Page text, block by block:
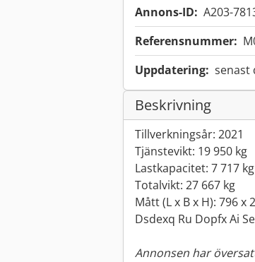
Annons-ID: A203-
Referensnummer:
Uppdatering: senast
Beskrivning
Tillverkningsår: 2021
Tjänstevikt: 19 950 kg
Lastkapacitet: 7 717 kg
Totalvikt: 27 667 kg
Mått (L x B x H): 796 x
Dsdexq Ru Dopfx Ai
Annonsen har